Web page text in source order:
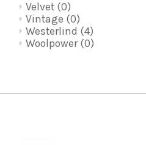
Velvet (0)
Vintage (0)
Westerlind (4)
Woolpower (0)